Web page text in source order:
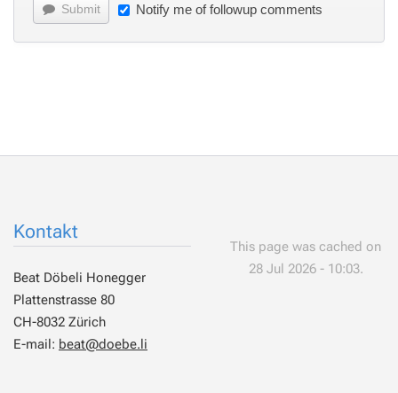
Submit Notify me of followup comments
Kontakt
Beat Döbeli Honegger
Plattenstrasse 80
CH-8032 Zürich
E-mail: beat@doebe.li
This page was cached on
28 Jul 2026 - 10:03.